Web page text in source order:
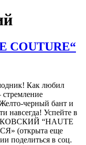
Как любил
стремление
черный бант и
навсегда! Успейте в
“HAUTE
(открыта еще
поделиться в соц.